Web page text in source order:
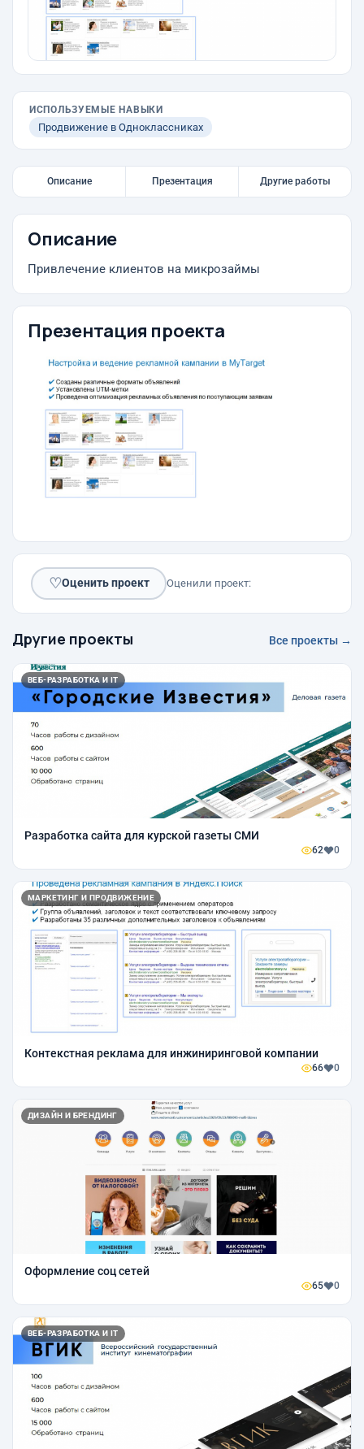
ИСПОЛЬЗУЕМЫЕ НАВЫКИ
Продвижение в Одноклассниках
Описание Презентация Другие работы
Описание
Привлечение клиентов на микрозаймы
Презентация проекта
♡Оценить проект Оценили проект:
Другие проекты Все проекты →
ВЕБ-РАЗРАБОТКА И IT
Разработка сайта для курской газеты СМИ
62 0
МАРКЕТИНГ И ПРОДВИЖЕНИЕ
Контекстная реклама для инжиниринговой компании
66 0
ДИЗАЙН И БРЕНДИНГ
Оформление соц сетей
65 0
ВЕБ-РАЗРАБОТКА И IT